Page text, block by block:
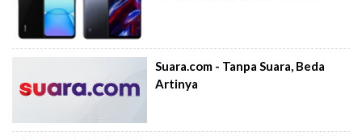
Suara.com - Tanpa Suara, Beda
Artinya